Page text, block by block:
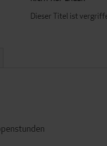
Dieser Titel ist